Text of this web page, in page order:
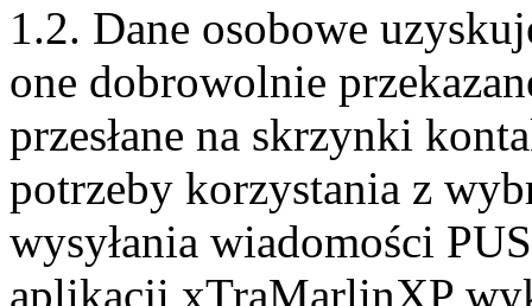
1.2. Dane osobowe
one dobrowolnie
przesłane na skrzynki
potrzeby korzystania z
wysyłania wiadomości
aplikacji xTraMarlinXP